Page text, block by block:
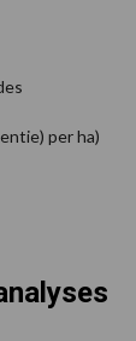
per ha)